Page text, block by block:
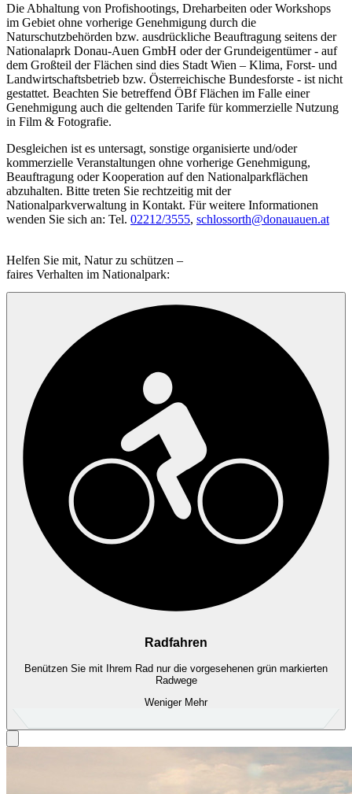
Die Abhaltung von Profishootings, Dreharbeiten oder Workshops
im Gebiet ohne vorherige Genehmigung durch die
Naturschutzbehörden bzw. ausdrückliche Beauftragung seitens der
Nationalaprk Donau-Auen GmbH oder der Grundeigentümer - auf
dem Großteil der Flächen sind dies Stadt Wien – Klima, Forst- und
Landwirtschaftsbetrieb bzw. Österreichische Bundesforste - ist nicht
gestattet. Beachten Sie betreffend ÖBf Flächen im Falle einer
Genehmigung auch die geltenden Tarife für kommerzielle Nutzung
in Film & Fotografie.
Desgleichen ist es untersagt, sonstige organisierte und/oder
kommerzielle Veranstaltungen ohne vorherige Genehmigung,
Beauftragung oder Kooperation auf den Nationalparkflächen
abzuhalten. Bitte treten Sie rechtzeitig mit der
Nationalparkverwaltung in Kontakt. Für weitere Informationen
wenden Sie sich an: Tel. 02212/3555, schlossorth@donauauen.at
Helfen Sie mit, Natur zu schützen –
faires Verhalten im Nationalpark:
Radfahren
Benützen Sie mit Ihrem Rad nur die vorgesehenen grün markierten
Radwege
Weniger Mehr